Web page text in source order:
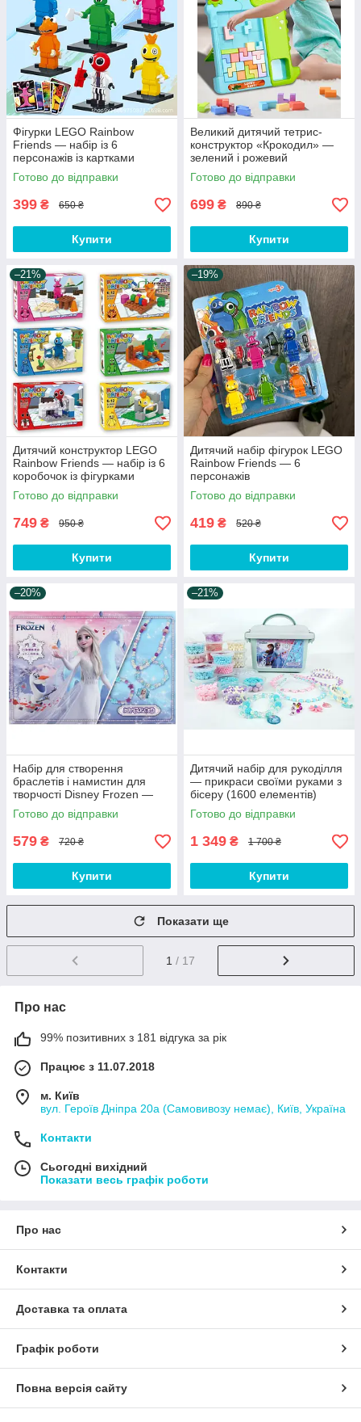
Фігурки LEGO Rainbow
Friends — набір із 6
персонажів із картками
Готово до відправки
399 ₴ 650 ₴
Купити
Великий дитячий тетрис-
конструктор «Крокодил» —
зелений і рожевий
Готово до відправки
699 ₴ 890 ₴
Купити
–21%
Дитячий конструктор LEGO
Rainbow Friends — набір із 6
коробочок із фігурками
Готово до відправки
749 ₴ 950 ₴
Купити
–19%
Дитячий набір фігурок LEGO
Rainbow Friends — 6
персонажів
Готово до відправки
419 ₴ 520 ₴
Купити
–20%
Набір для створення
браслетів і намистин для
творчості Disney Frozen —
намистини та бісер
Готово до відправки
579 ₴ 720 ₴
Купити
–21%
Дитячий набір для рукоділля
— прикраси своїми руками з
бісеру (1600 елементів)
Готово до відправки
1 349 ₴ 1 700 ₴
Купити
Показати ще
1 / 17
Про нас
99% позитивних з 181 відгука за рік
Працює з 11.07.2018
м. Київ
вул. Героїв Дніпра 20а (Самовивозу немає), Київ, Україна
Контакти
Сьогодні вихідний
Показати весь графік роботи
Про нас
Контакти
Доставка та оплата
Графік роботи
Повна версія сайту